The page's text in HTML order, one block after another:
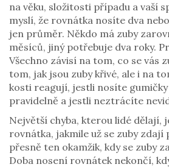
na věku, složitosti případu a vaší
myslí, že rovnátka nosíte dva
jen průměr. Někdo má zuby
měsíců, jiný potřebuje dva roky.
Všechno závisí na tom, co se vás
tom, jak jsou zuby křivé, ale i na
kosti reagují, jestli nosíte
pravidelně a jestli neztrácíte
Největší chyba, kterou lidé dělají,
rovnátka, jakmile už se zuby zdají
přesně ten okamžik, kdy se zuby
Doba nosení rovnátek nekončí,